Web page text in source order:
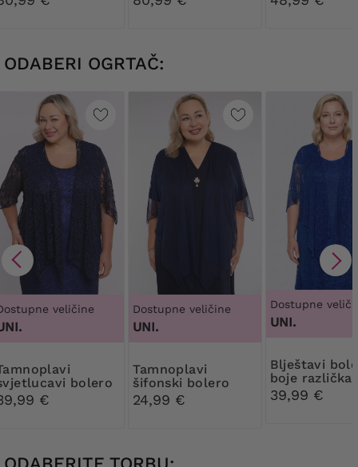
ružičastim
ODABERI OGRTAČ:
veličine
bolero
€
Dostupne veličine
UNI.
Tamnoplavi
šifonski bolero
24,99 €
Dostupne
UNI.
Blještavi bolero
boje različka
39,99 €